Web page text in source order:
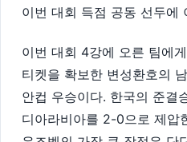
이번 대회 득점 공동 선두에
이번 대회 4강에 오른 팀에
티켓을 확보한 변성환호의
안컵 우승이다. 한국의 준결
디아라비아를 2-0으로 제압